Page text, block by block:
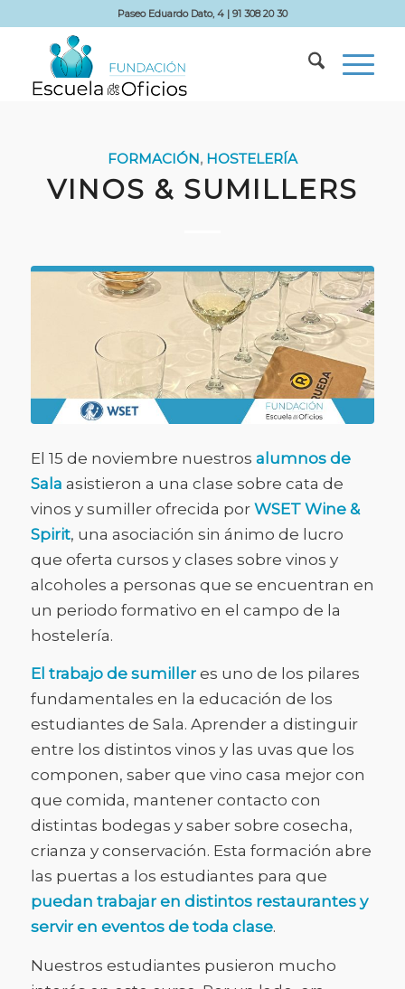
Paseo Eduardo Dato, 4 | 91 308 20 30
FORMACIÓN, HOSTELERÍA
VINOS & SUMILLERS
El 15 de noviembre nuestros alumnos de
Sala asistieron a una clase sobre cata de
vinos y sumiller ofrecida por WSET Wine &
Spirit, una asociación sin ánimo de lucro
que oferta cursos y clases sobre vinos y
alcoholes a personas que se encuentran en
un periodo formativo en el campo de la
hostelería.
El trabajo de sumilleres uno de los pilares
fundamentales en la educación de los
estudiantes de Sala. Aprender a distinguir
entre los distintos vinos y las uvas que los
componen, saber que vino casa mejor con
que comida, mantener contacto con
distintas bodegas y saber sobre cosecha,
crianza y conservación. Esta formación abre
las puertas a los estudiantes para que
puedan trabajar en distintos restaurantes y
servir en eventos de toda clase.
Nuestros estudiantes pusieron mucho